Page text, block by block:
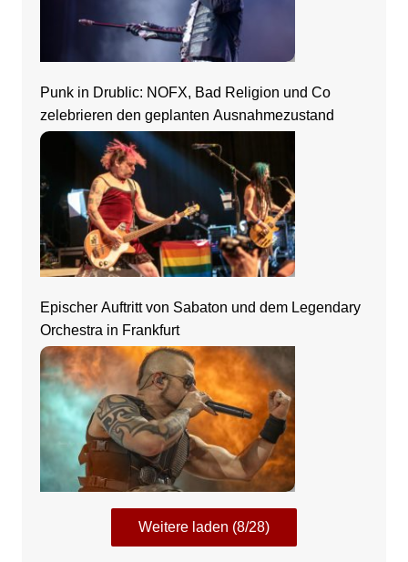
Punk in Drublic: NOFX, Bad Religion und Co
zelebrieren den geplanten Ausnahmezustand
Epischer Auftritt von Sabaton und dem Legendary
Orchestra in Frankfurt
Weitere laden (8/28)